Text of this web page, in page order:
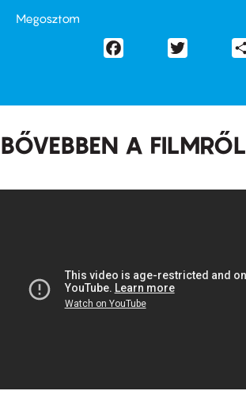
Megosztom
Facebook
BŐVEBBEN A FILMRŐL